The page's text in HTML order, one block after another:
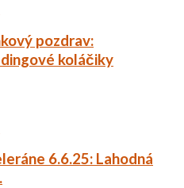
pozdrav:
koláčiky
6.6.25: Lahodná